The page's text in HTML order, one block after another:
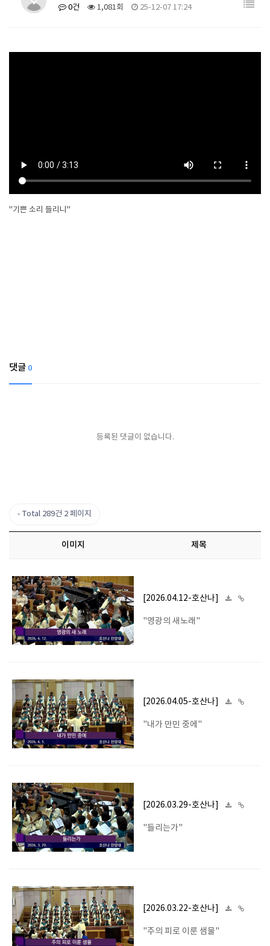
0건 1,081회 25-12-07 17:24
"기쁜 소리 들리니"
댓글 0
등록된 댓글이 없습니다.
Total 289건 2 페이지
이미지 제목
[2026.04.12-호산나]
"영광의 새노래"
[2026.04.05-호산나]
"내가 만민 중에"
[2026.03.29-호산나]
"들리는가"
[2026.03.22-호산나]
"주의 피로 이룬 샘물"